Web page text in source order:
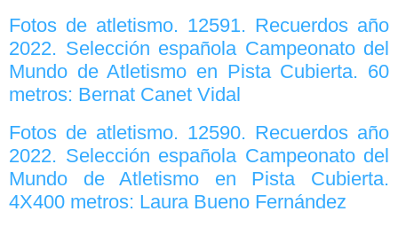
Fotos de atletismo. 12591. Recuerdos año
2022. Selección española Campeonato del
Mundo de Atletismo en Pista Cubierta. 60
metros: Bernat Canet Vidal
Fotos de atletismo. 12590. Recuerdos año
2022. Selección española Campeonato del
Mundo de Atletismo en Pista Cubierta.
4X400 metros: Laura Bueno Fernández